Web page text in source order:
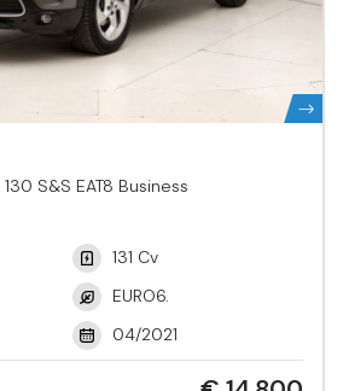
S&S EAT8 Business
131 Cv
EURO6.
04/2021